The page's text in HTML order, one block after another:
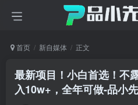
首页 新自媒体 正文
最新项目！小白首选！不
入10w+，全年可做-品小